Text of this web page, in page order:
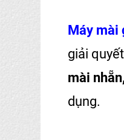
Máy mài
giải
mài
dụng.